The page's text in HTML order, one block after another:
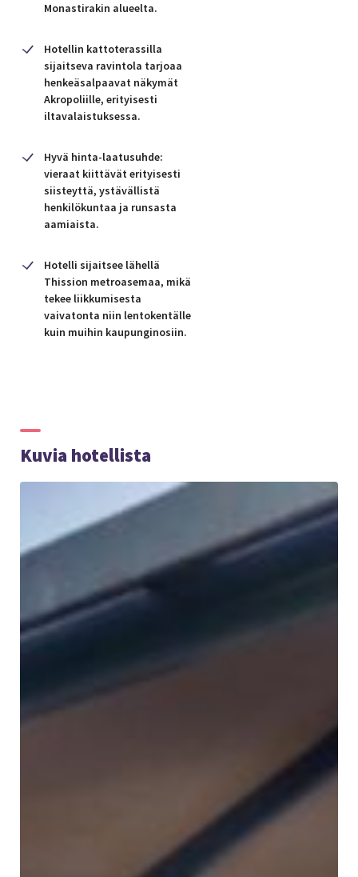
Monastirakin alueelta.
Hotellin kattoterassilla
sijaitseva ravintola tarjoaa
henkeäsalpaavat näkymät
Akropoliille, erityisesti
iltavalaistuksessa.
Hyvä hinta-laatusuhde:
vieraat kiittävät erityisesti
siisteyttä, ystävällistä
henkilökuntaa ja runsasta
aamiaista.
Hotelli sijaitsee lähellä
Thission metroasemaa, mikä
tekee liikkumisesta
vaivatonta niin lentokentälle
kuin muihin kaupunginosiin.
Kuvia hotellista